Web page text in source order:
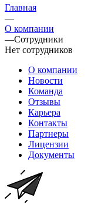
Главная
—
О компании
—Сотрудники
Нет сотрудников
О компании
Новости
Команда
Отзывы
Карьера
Контакты
Партнеры
Лицензии
Документы